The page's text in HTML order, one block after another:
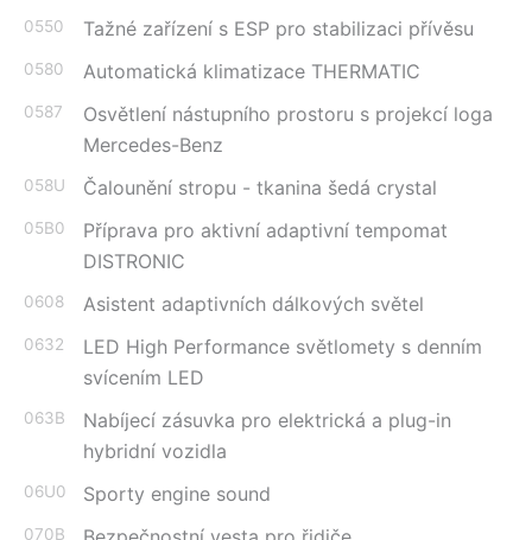
0550 Tažné zařízení s ESP pro stabilizaci přívěsu
0580 Automatická klimatizace THERMATIC
0587
Osvětlení nástupního prostoru s projekcí loga
Mercedes-Benz
058U Čalounění stropu - tkanina šedá crystal
05B0
Příprava pro aktivní adaptivní tempomat
DISTRONIC
0608 Asistent adaptivních dálkových světel
0632
LED High Performance světlomety s denním
svícením LED
063B
Nabíjecí zásuvka pro elektrická a plug-in
hybridní vozidla
06U0 Sporty engine sound
070B